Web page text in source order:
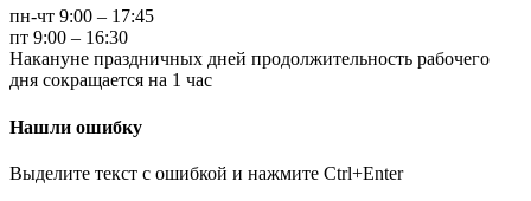
пн-чт 9:00 – 17:45
пт 9:00 – 16:30
Накануне праздничных дней продолжительность рабочего
дня сокращается на 1 час
Нашли ошибку
Выделите текст с ошибкой и нажмите Ctrl+Enter